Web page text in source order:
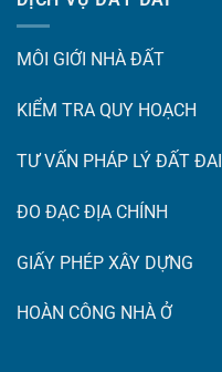
MÔI GIỚI NHÀ ĐẤT
KIỂM TRA QUY HOẠCH
TƯ VẤN PHÁP LÝ ĐẤT ĐAI
ĐO ĐẠC ĐỊA CHÍNH
GIẤY PHÉP XÂY DỰNG
HOÀN CÔNG NHÀ Ở